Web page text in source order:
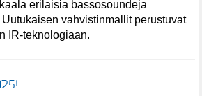
erilaisia bassosoundeja
vahvistinmallit perustuvat
IR-teknologiaan.